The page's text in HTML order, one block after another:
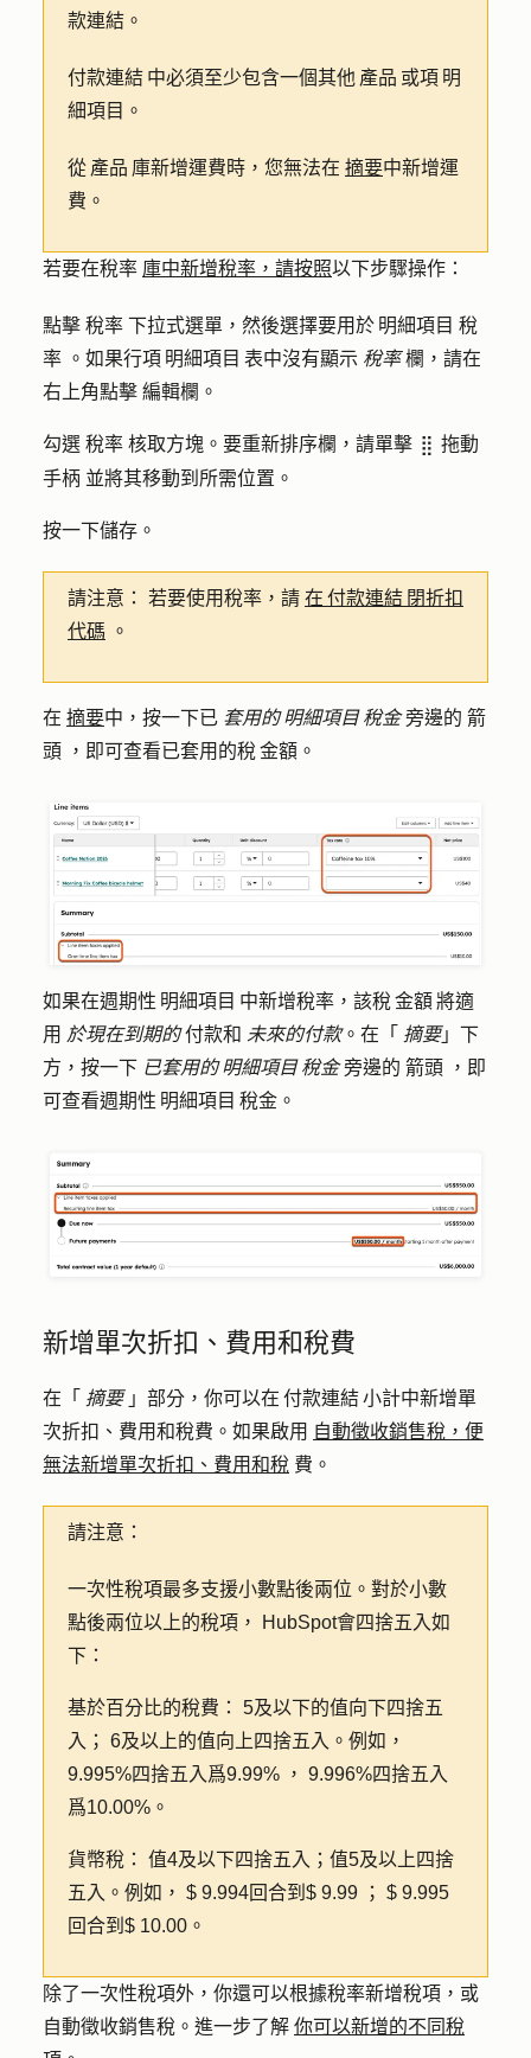
款連結。
付款連結 中必須至少包含一個其他 產品 或項 明
細項目。
從 產品 庫新增運費時，您無法在 摘要中新增運
費。
若要在稅率 庫中新增稅率，請按照以下步驟操作：
點擊 稅率 下拉式選單，然後選擇要用於 明細項目 稅
率 。如果行項 明細項目 表中沒有顯示 稅率欄，請在
右上角點擊 編輯欄 。
勾選 稅率 核取方塊。要重新排序欄，請單擊 dragHandle 拖動
手柄 並將其移動到所需位置。
按一下儲存 。
請注意： 若要使用稅率，請 在 付款連結 閉折扣
代碼 。
在 摘要中，按一下已 套用的 明細項目 稅金旁邊的 箭
頭 ，即可查看已套用的稅 金額。
如果在週期性 明細項目 中新增稅率，該稅 金額 將適
用 於現在到期的付款和 未來的付款。在「 摘要」下
方，按一下 已套用的 明細項目 稅金旁邊的 箭頭 ，即
可查看週期性 明細項目 稅金。
新增單次折扣、費用和稅費
在「 摘要」部分，你可以在 付款連結 小計中新增單
次折扣、費用和稅費。如果啟用 自動徵收銷售稅，便
無法新增單次折扣、費用和稅 費。
請注意：
一次性稅項最多支援小數點後兩位。對於小數
點後兩位以上的稅項， HubSpot會四捨五入如
下：
基於百分比的稅費：
5及以下的值向下四捨五
入； 6及以上的值向上四捨五入。例如，
9.995%四捨五入爲9.99% ， 9.996%四捨五入
爲10.00%。
貨幣稅：
值4及以下四捨五入；值5及以上四捨
五入。例如， $ 9.994回合到$ 9.99 ； $ 9.995
回合到$ 10.00。
除了一次性稅項外，你還可以根據稅率新增稅項，或
自動徵收銷售稅。進一步了解 你可以新增的不同稅